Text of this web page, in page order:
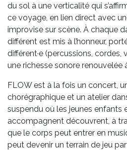
du sol à une verticalité qui
ce voyage, en lien direct avec
improvise sur scène. À chaque
différent est mis à l’honneur,
différent·e (percussions, cordes,
une richesse sonore renouvelée
FLOW est à la fois un concert,
chorégraphique et un atelier
suspendu où les jeunes enfants
accompagnent découvrent, à
que le corps peut entrer en
peut devenir un terrain de jeu